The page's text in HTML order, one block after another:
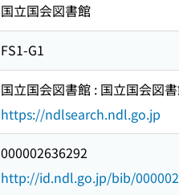
国立国会図書館
FS1-G1
国立国会図書館 : 国立国会図
https://ndlsearch.ndl.go.jp
000002636292
http://id.ndl.go.jp/bib/